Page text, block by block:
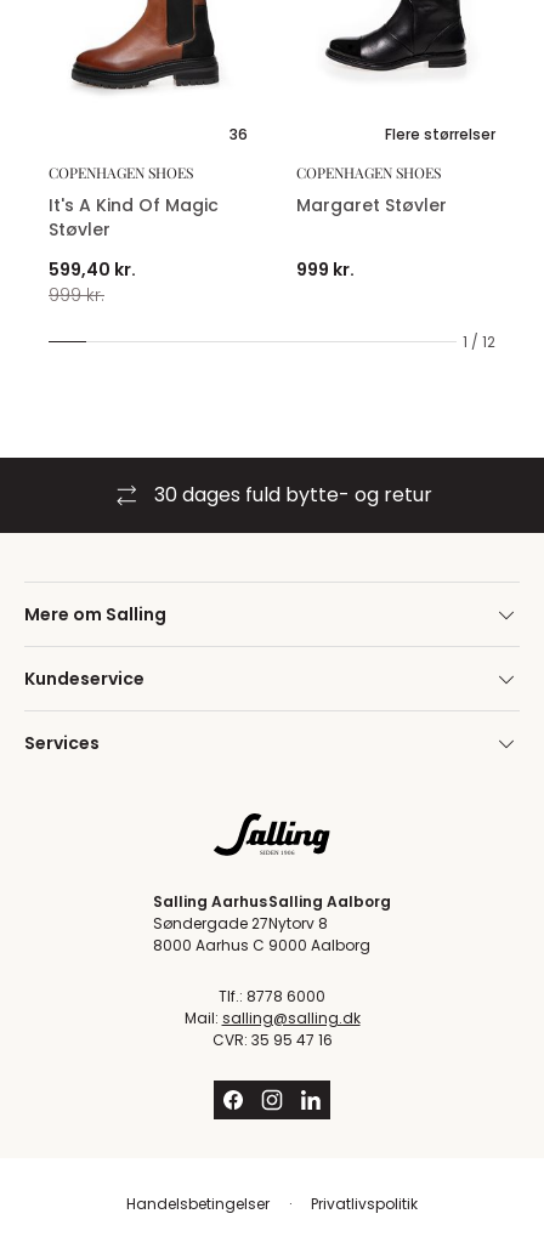
1 / 12
36
COPENHAGEN SHOES
It's A Kind Of Magic
Støvler
599,40 kr.
999 kr.
Flere størrelser
COPENHAGEN SHOES
Margaret Støvler
999 kr.
30 dages fuld bytte- og retur
Mere om Salling
Kundeservice
Services
Salling Aarhus
Søndergade 27
8000 Aarhus C
Salling Aalborg
Nytorv 8
9000 Aalborg
Tlf.: 8778 6000
Mail: salling@salling.dk
CVR: 35 95 47 16
Handelsbetingelser Privatlivspolitik